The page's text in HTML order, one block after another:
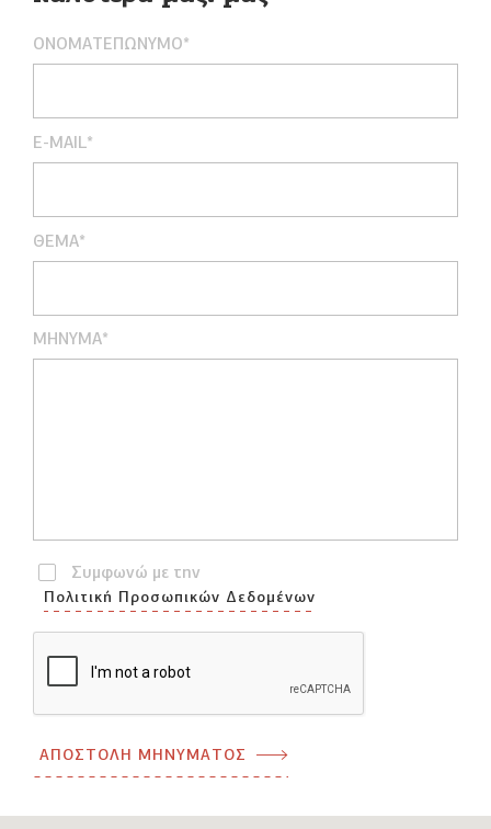
ΟΝΟΜΑΤΕΠΩΝΥΜΟ*
E-MAIL*
ΘΕΜΑ*
ΜHNYMA*
Συμφωνώ με την
Πολιτική Προσωπικών Δεδομένων
ΑΠΟΣΤΟΛΗ ΜΗΝΥΜΑΤΟΣ